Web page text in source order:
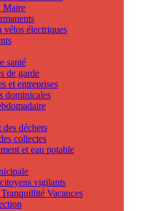
Maire
vélos électriques
santé
de garde
et entreprises
dominicales
des déchets
collectes
et eau potable
vigilants
Vacances